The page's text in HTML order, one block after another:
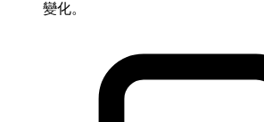
變化。